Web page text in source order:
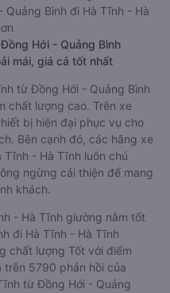
Quảng Bình đi Hà Tĩnh - Hà
Hới - Quảng Bình
mái, giá cả tốt nhất
từ Đồng Hới - Quảng Bình
chất lượng cao. Trên xe
bị hiện đại phục vụ cho
Bên cạnh đó, các hãng xe
Tĩnh - Hà Tĩnh luôn chú
ngừng cải thiện để mang
khách.
- Hà Tĩnh giường nằm tốt
đi Hà Tĩnh - Hà Tĩnh
chất lượng Tốt với điểm
5790 phản hồi của
từ Đồng Hới - Quảng